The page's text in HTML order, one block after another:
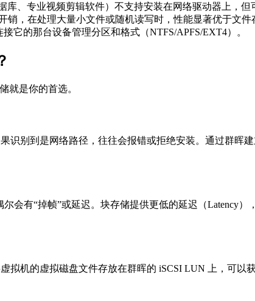
库、专业视频剪辑软件）不支持安装在网络驱动器上，但
销，在处理大量小文件或随机读写时，性能显著优于文件
它的那台设备管理分区和格式（NTFS/APFS/EXT4）。
就是你的首选。
识别到是网络路径，往往会报错或拒绝安装。通过群晖
会有“掉帧”或延迟。块存储提供更低的延迟（Latency
机的虚拟磁盘文件存放在群晖的 iSCSI LUN 上，可以